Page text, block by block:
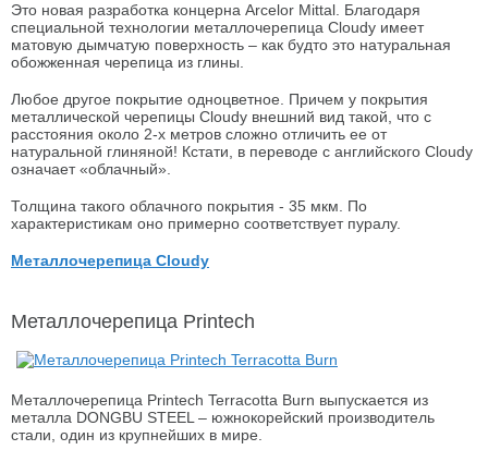
Это новая разработка концерна Arcelor Mittal. Благодаря
специальной технологии металлочерепица Cloudy имеет
матовую дымчатую поверхность – как будто это натуральная
обожженная черепица из глины.
Любое другое покрытие одноцветное. Причем у покрытия
металлической черепицы Cloudy внешний вид такой, что с
расстояния около 2-х метров сложно отличить ее от
натуральной глиняной! Кстати, в переводе с английского Cloudy
означает «облачный».
Толщина такого облачного покрытия - 35 мкм. По
характеристикам оно примерно соответствует пуралу.
Металлочерепица Cloudy
Металлочерепица Printech
Металлочерепица Printech Terracotta Burn выпускается из
металла DONGBU STEEL – южнокорейский производитель
стали, один из крупнейших в мире.